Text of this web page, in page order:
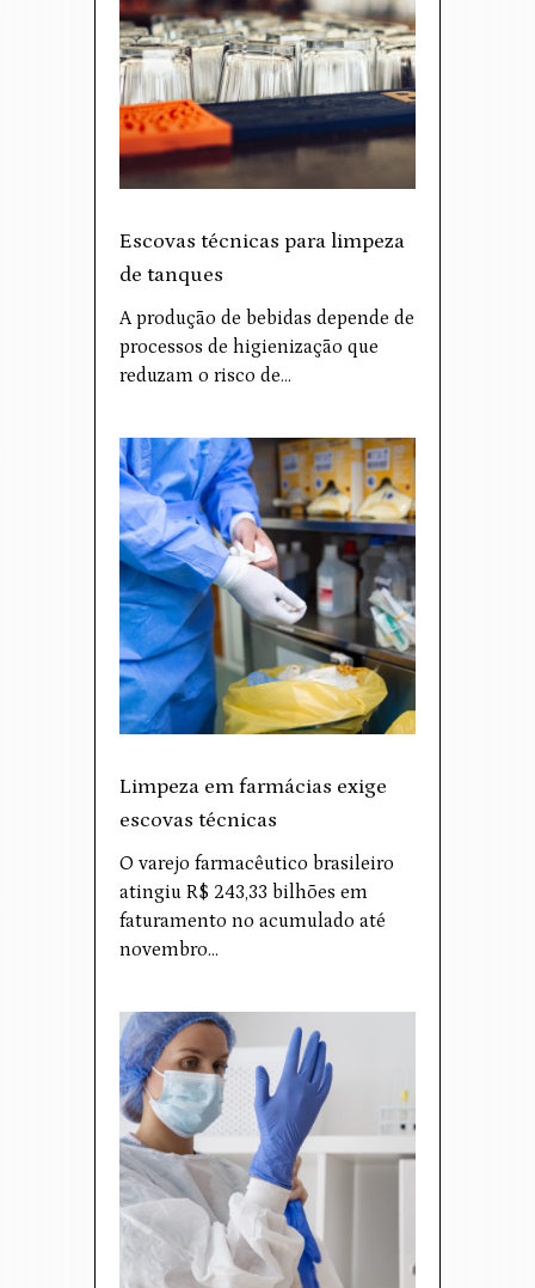
Escovas técnicas para limpeza
de tanques
A produção de bebidas depende de
processos de higienização que
reduzam o risco de…
Limpeza em farmácias exige
escovas técnicas
O varejo farmacêutico brasileiro
atingiu R$ 243,33 bilhões em
faturamento no acumulado até
novembro…